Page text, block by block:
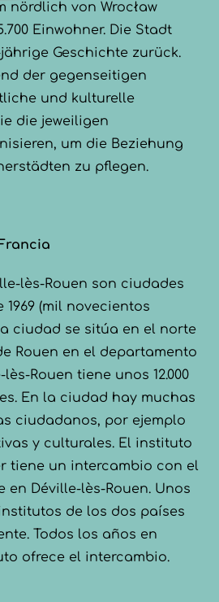
nördlich von Wrocław
Einwohner. Die Stadt
Geschichte zurück.
der gegenseitigen
und kulturelle
die jeweiligen
um die Beziehung
zu pflegen.
lès-Rouen son ciudades
(mil novecientos
ciudad se sitúa en el norte
Rouen en el departamento
Rouen tiene unos 12.000
En la ciudad hay muchas
ciudadanos, por ejemplo
y culturales. El instituto
tiene un intercambio con el
en Déville-lès-Rouen. Unos
de los dos países
Todos los años en
ofrece el intercambio.